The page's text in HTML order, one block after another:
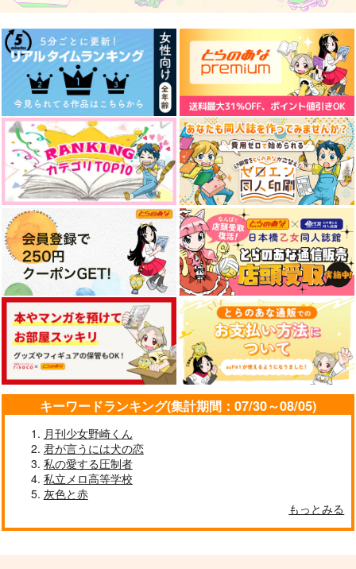
キーワードランキング(集計期間：07/30～08/05)
月刊少女野崎くん
君が言うには犬の恋
私の愛する圧制者
私立メロ高等学校
灰色と赤
もっとみる